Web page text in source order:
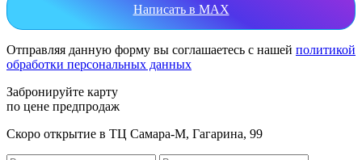
Написать в MAX
Отправляя данную форму вы соглашаетесь с нашей политикой
обработки персональных данных
Забронируйте карту
по цене предпродаж
Скоро открытие в ТЦ Самара-М, Гагарина, 99